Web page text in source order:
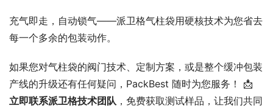
充气即走，自动锁气——派卫格气柱袋用硬核技术为您省去
每一个多余的包装动作。
如果您对气柱袋的阀门技术、定制方案，或是整个缓冲包装
立即联系派卫格技术团队 ，免费获取测试样品，让我们共同